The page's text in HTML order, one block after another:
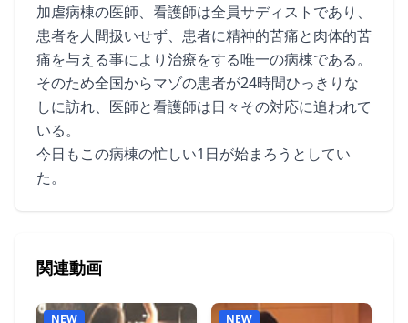
加虐病棟の医師、看護師は全員サディストであり、
患者を人間扱いせず、患者に精神的苦痛と肉体的苦
痛を与える事により治療をする唯一の病棟である。
そのため全国からマゾの患者が24時間ひっきりな
しに訪れ、医師と看護師は日々その対応に追われて
いる。
今日もこの病棟の忙しい1日が始まろうとしてい
た。
関連動画
NEW NEW